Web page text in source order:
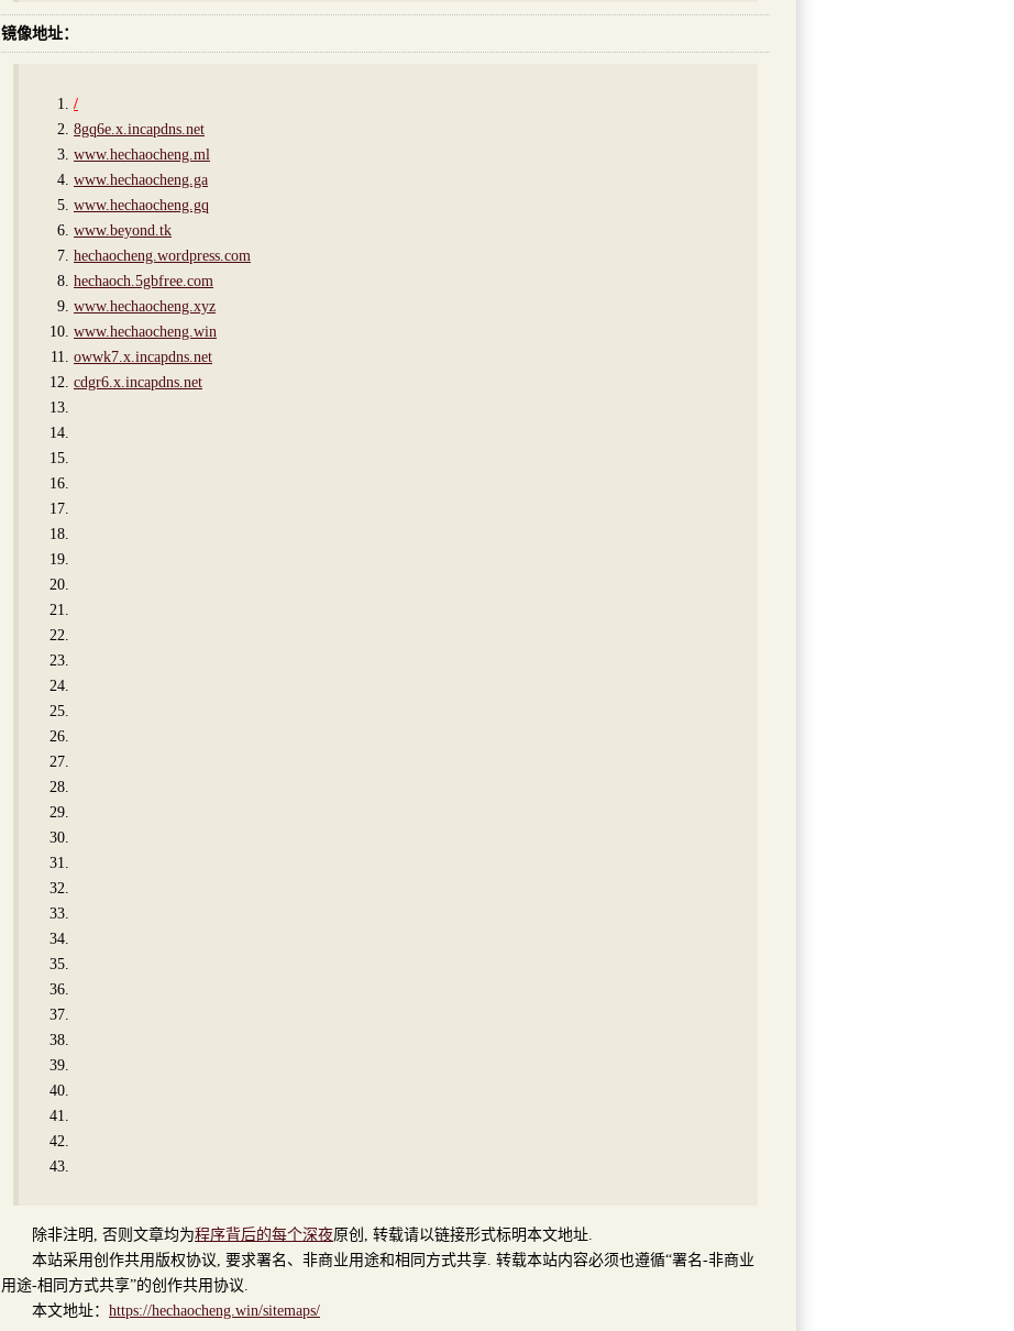
镜像地址：
/
8gq6e.x.incapdns.net
www.hechaocheng.ml
www.hechaocheng.ga
www.hechaocheng.gq
www.beyond.tk
hechaocheng.wordpress.com
hechaoch.5gbfree.com
www.hechaocheng.xyz
www.hechaocheng.win
owwk7.x.incapdns.net
cdgr6.x.incapdns.net
除非注明, 否则文章均为程序背后的每个深夜原创, 转载请以链接形式标明本文地址.
本站采用创作共用版权协议, 要求署名、非商业用途和相同方式共享. 转载本站内容必须也遵循“署名-非商业
用途-相同方式共享”的创作共用协议.
本文地址： https://hechaocheng.win/sitemaps/